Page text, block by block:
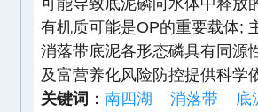
有机质可能是OP的重要载体;
消落带底泥各形态磷具有同源
及富营养化风险防控提供科学
关键词 ： 南四湖 消落带 底